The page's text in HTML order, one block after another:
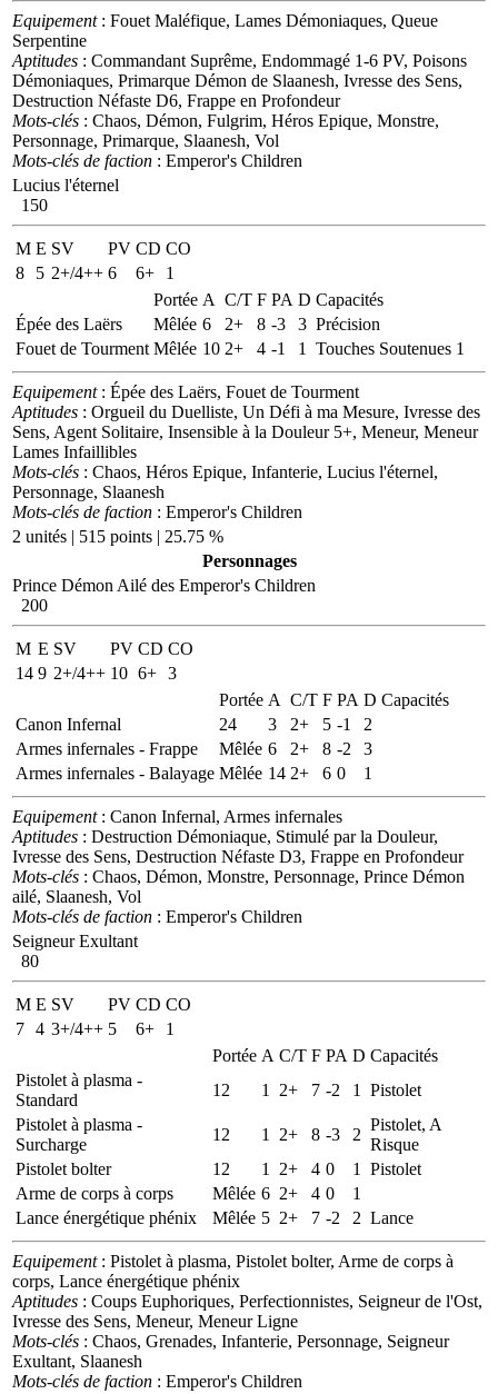
Equipement: Fouet Maléfique, Lames Démoniaques, Queue
Serpentine
Aptitudes : Commandant Suprême, Endommagé 1-6 PV, Poisons
Démoniaques, Primarque Démon de Slaanesh, Ivresse des Sens,
Destruction Néfaste D6, Frappe en Profondeur
Mots-clés : Chaos, Démon, Fulgrim, Héros Epique, Monstre,
Personnage, Primarque, Slaanesh, Vol
Mots-clés de faction : Emperor's Children
Lucius l'éternel
150
M E SV PV CD CO
8
5 2+/4++ 6 6+
1
Portée A C/T F PA D Capacités
Épée des Laërs
Mêlée 6 2+ 8 -3 3 Précision
Fouet de Tourment Mêlée 10 2+ 4 -1 1 Touches Soutenues 1
Equipement: Épée des Laërs, Fouet de Tourment
Aptitudes : Orgueil du Duelliste, Un Défi à ma Mesure, Ivresse des
Sens, Agent Solitaire, Insensible à la Douleur 5+, Meneur, Meneur
Lames Infaillibles
Mots-clés : Chaos, Héros Epique, Infanterie, Lucius l'éternel,
Personnage, Slaanesh
Mots-clés de faction : Emperor's Children
2 unités | 515 points | 25.75 %
Personnages
Prince Démon Ailé des Emperor's Children
200
M E SV PV CD CO
14 9 2+/4++ 10 6+ 3
Portée A C/T F PA D Capacités
Canon Infernal
24 3 2+ 5 -1
2
Armes infernales - Frappe
Mêlée 6 2+ 8 -2
3
Armes infernales - Balayage Mêlée 14 2+ 6 0 1
Equipement: Canon Infernal, Armes infernales
Aptitudes : Destruction Démoniaque, Stimulé par la Douleur,
Ivresse des Sens, Destruction Néfaste D3, Frappe en Profondeur
Mots-clés : Chaos, Démon, Monstre, Personnage, Prince Démon
ailé, Slaanesh, Vol
Mots-clés de faction : Emperor's Children
Seigneur Exultant
80
M E SV PV CD CO
7 4 3+/4++ 5 6+
1
Portée A C/T F PA D Capacités
Pistolet à plasma -
Standard
12 1 2+ 7 -2 1
Pistolet
Pistolet à plasma -
Surcharge
12 1 2+ 8 -3 2
Pistolet, A
Risque
Pistolet bolter
12 1 2+ 4 0 1
Pistolet
Arme de corps à corps
Mêlée 6 2+ 4 0
1
Lance énergétique phénix
Mêlée 5 2+ 7 -2 2 Lance
Equipement: Pistolet à plasma, Pistolet bolter, Arme de corps à
corps, Lance énergétique phénix
Aptitudes : Coups Euphoriques, Perfectionnistes, Seigneur de l'Ost,
Ivresse des Sens, Meneur, Meneur Ligne
Mots-clés : Chaos, Grenades, Infanterie, Personnage, Seigneur
Exultant, Slaanesh
Mots-clés de faction : Emperor's Children